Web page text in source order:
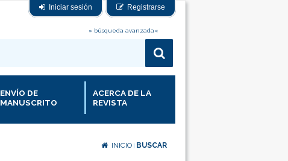
Iniciar sesión Registrarse
» búsqueda avanzada«
ENVÍO DE
MANUSCRITO
ACERCA DE LA
REVISTA
INICIO BUSCAR